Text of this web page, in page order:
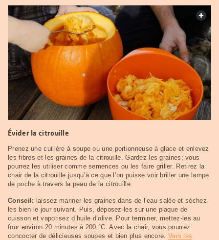
Évider la citrouille
Prenez une cuillère à soupe ou une portionneuse à glace et enlevez
les fibres et les graines de la citrouille. Gardez les graines; vous
pourrez les utiliser comme semences ou les faire griller. Retirez la
chair de la citrouille jusqu’à ce que l’on puisse voir briller une lampe
de poche à travers la peau de la citrouille.
Conseil: laissez mariner les graines dans de l’eau salée et séchez-
les bien le jour suivant. Puis, déposez-les sur une plaque de
cuisson et vaporisez d’huile d’olive. Pour terminer, mettez-les au
four environ 20 minutes à 200 °C. Avec la chair, vous pourrez
concocter de délicieuses soupes et bien plus encore. Vers les